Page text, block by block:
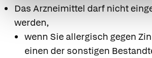
Das Arzneimittel darf nicht
werden,
wenn Sie allergisch gegen
einen der sonstigen